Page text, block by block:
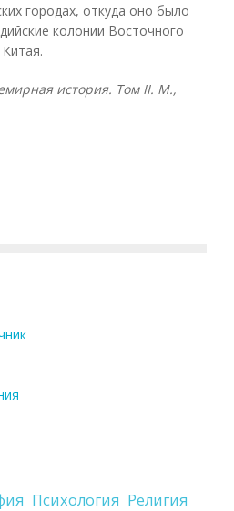
городах, откуда оно было
колонии Восточного
история. Том II. М.,
Психология Религия